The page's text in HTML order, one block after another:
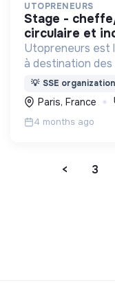
UTOPRENEURS
stage - cheffe/chef de projets economie
circulaire et
Utopreneurs est
à destination
adaptées (EA). Sa mission est de rendre la société
plus inclusive.
💡 SSE organization
Paris, France
4 months ago
< 3